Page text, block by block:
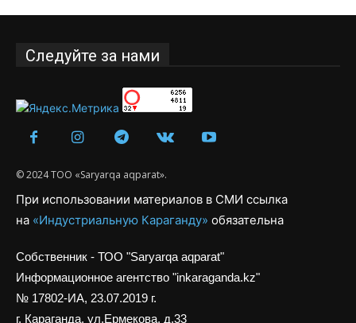
Следуйте за нами
© 2024 ТОО «Saryarqa aqparat».
При использовании материалов в СМИ ссылка
на «Индустриальную Караганду» обязательна
Собственник - ТОО "Saryarqa aqparat"
Информационное агентство "inkaraganda.kz"
№ 17802-ИА, 23.07.2019 г.
г. Караганда, ул.Ермекова, д.33